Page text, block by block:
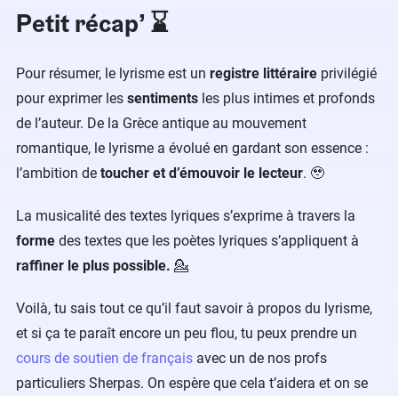
Petit récap’ ⌛
Pour résumer, le lyrisme est un registre littéraire privilégié
pour exprimer les sentiments les plus intimes et profonds
de l’auteur. De la Grèce antique au mouvement
romantique, le lyrisme a évolué en gardant son essence :
l’ambition de toucher et d’émouvoir le lecteur. 🥹
La musicalité des textes lyriques s’exprime à travers la
forme des textes que les poètes lyriques s’appliquent à
raffiner le plus possible. 💁
Voilà, tu sais tout ce qu’il faut savoir à propos du lyrisme,
et si ça te paraît encore un peu flou, tu peux prendre un
cours de soutien de français avec un de nos profs
particuliers Sherpas. On espère que cela t’aidera et on se